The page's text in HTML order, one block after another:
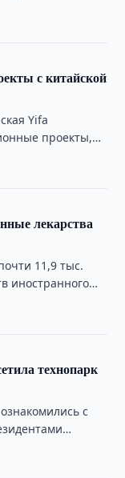
с китайской
Yifa
проекты,
лекарства
11,9 тыс.
иностранного
технопарк
с
«Чирчик».